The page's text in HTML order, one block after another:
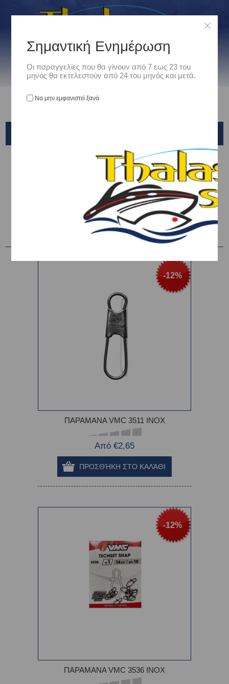
Είδη Αλιείας /
ΣΤΡΙΦΤΑΡΙΑ - ΠΑΡΑΜΑΝΕΣ - ΚΡΙΚΑΚΙΑ - ΕΞΑΡΤΗΜΑΤΑ ΑΡΜΑΤΩΣΙΑΣ /
Παραμάνες / VMC
Ταξινόμηση ανά
-12%
ΠΑΡΑΜΑΝΑ VMC 3511 INOX
Από €2,65
-12%
ΠΑΡΑΜΑΝΑ VMC 3536 INOX
Σημαντική Ενημέρωση
Οι παραγγελίες που θα γίνουν από 7 εως 23 του
μηνός θα εκτελεστούν από 24 του μηνός και μετά.
Να μην εμφανιστεί ξανά